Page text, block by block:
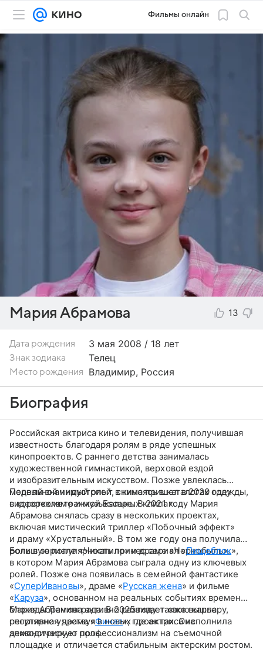
Фильмы онлайн
Мария Абрамова 13
Дата рождения 3 мая 2008 / 18 лет
Знак зодиака Телец
Место рождения Владимир, Россия
Биография
Российская актриса кино и телевидения, получившая
известность благодаря ролям в ряде успешных
кинопроектов. С раннего детства занималась
художественной гимнастикой, верховой ездой
и изобразительным искусством. Позже увлеклась
модельной индустрией, снимаясь в каталогах одежды,
видеорекламе и музыкальных клипах.
Первый значимый опыт в кино пришел в 2020 году
с короткометражкой Escape. В 2021 году Мария
Абрамова снялась сразу в нескольких проектах,
включая мистический триллер «Побочный эффект»
и драму «Хрустальный». В том же году она получила
роли в сериале «Чикатило» и драме «Чернобыль».
Большую популярность принес сериал «Пищеблок»,
в котором Мария Абрамова сыграла одну из ключевых
ролей. Позже она появилась в семейной фантастике
«СуперИвановы», драме «Русская жена» и фильме
«Каруза», основанном на реальных событиях времен
блокады Ленинграда. В 2025 году также вышла
спортивная драма «Финал», где актриса исполнила
эпизодическую роль.
Мария Абрамова активно развивает свою карьеру,
регулярно участвуя в новых проектах. Она
демонстрирует профессионализм на съемочной
площадке и отличается стабильным актерским ростом.